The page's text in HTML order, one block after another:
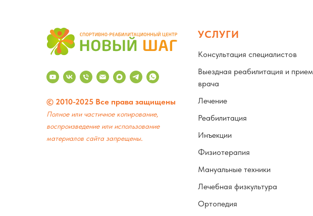
© 2010-2025 Все права защищены
Полное или частичное копирование,
воспроизведение или использование
материалов сайта запрещены.
УСЛУГИ
Консультация специалистов
Выездная реабилитация и прием
врача
Лечение
Реабилитация
Инъекции
Физиотерапия
Мануальные техники
Лечебная физкультура
Ортопедия